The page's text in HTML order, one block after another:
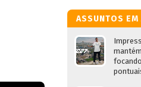
ASSUNTOS EM